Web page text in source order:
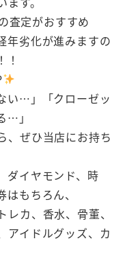
査定がおすすめ
年劣化が進みますの
い…」「クローゼッ
…」
、ぜひ当店にお持ち
ダイヤモンド、時
もちろん、
カ、香水、骨董、
アイドルグッズ、カ